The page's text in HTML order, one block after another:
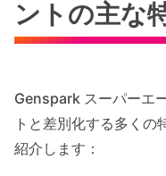
ントの主な
Genspark スーパーエ
トと差別化する多くの
紹介します：